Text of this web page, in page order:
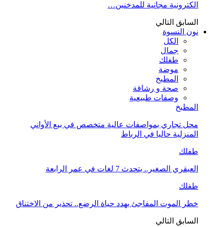
الكترونية مجانية للمدخنين…
السابق التالي
نون النسوة
الكل
جمال
طفلك
موضة
المطبخ
صحة و رشاقة
وصفات طبيعية
المطبخ
محل تجاري بمواصفات عالية متخصص في بيع الأواني
المنزلية حاليا في الرباط
طفلك
العبقري الصغير.. يتحدث 7 لغات في عمر الرابعة
طفلك
خطر الموت المفاجئ يهدد حياة الرضع.. تحذير من الاختناق
السابق التالي